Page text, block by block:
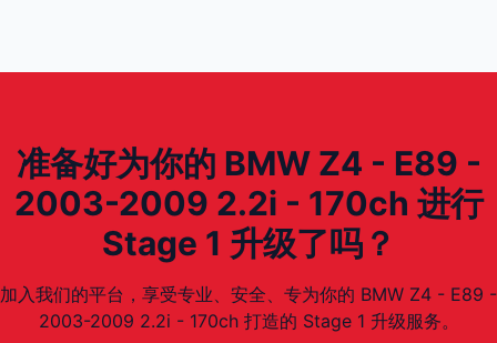
准备好为你的 BMW Z4 - E89 -
2003-2009 2.2i - 170ch 进行
Stage 1 升级了吗？
加入我们的平台，享受专业、安全、专为你的 BMW Z4 - E89 -
2003-2009 2.2i - 170ch 打造的 Stage 1 升级服务。